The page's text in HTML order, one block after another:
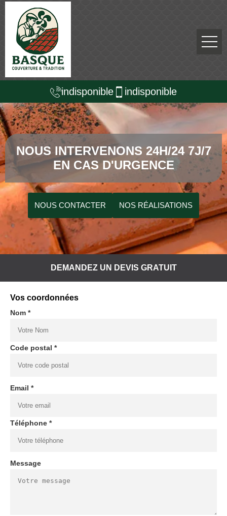
indisponible indisponible
NOUS INTERVENONS 24H/24 7J/7
EN CAS D'URGENCE
NOUS CONTACTER NOS RÉALISATIONS
DEMANDEZ UN DEVIS GRATUIT
Vos coordonnées
Nom *
Code postal *
Email *
Téléphone *
Message